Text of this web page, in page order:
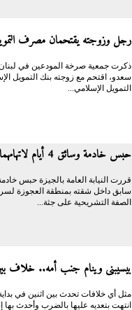
رجل وزوجته يقتحمان مصرف
ذكرت جمعية صرخة المودعين في
سعدو، اقتحم مع زوجته بنك التمويل
التمويل الإسلامي...
حبس خادمة وسائق 4 أيام لاتهامهما بقتل موظف سابق فى العجوزة بغرض...
سابق داخل شقته بمنطقة العجوزة
الصفة التشريحية على جثة...
بيسيبنى وينام جنب أمه.. خلاف
مثل أي خلافات تحدث بين اثنين في
انتهت بتعديه عليها بالضرب وأحدث